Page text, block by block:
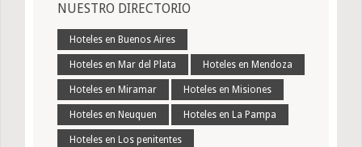
NUESTRO DIRECTORIO
Hoteles en Buenos Aires
Hoteles en Mar del Plata Hoteles en Mendoza
Hoteles en Miramar Hoteles en Misiones
Hoteles en Neuquen Hoteles en La Pampa
Hoteles en Los penitentes